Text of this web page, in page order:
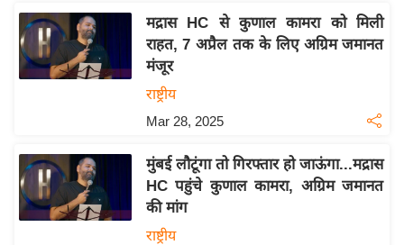
उ
द्यो
ग
ज
वि
शे
ष
ज्ञ
मद्रास HC से कुणाल कामरा को मिली
राहत, 7 अप्रैल तक के लिए अग्रिम जमानत
मंजूर
राष्ट्रीय
Mar 28, 2025
मुंबई लौटूंगा तो गिरफ्तार हो जाऊंगा...मद्रास
HC पहुंचे कुणाल कामरा, अग्रिम जमानत
की मांग
राष्ट्रीय